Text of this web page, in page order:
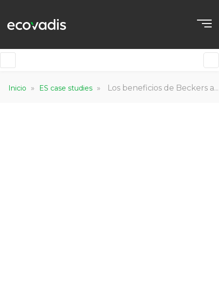
Inicio » ES case studies » Los beneficios de Beckers al mejorar las relaciones con los proveedores: un estudio de caso